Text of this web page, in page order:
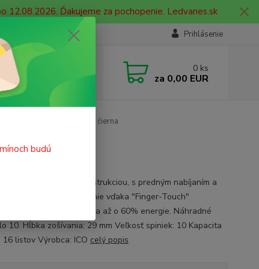
Ďakujeme za pochopenie. Ledvanes.sk
Prihlásenie
rady? Zavolajte.
755 958
9:00 hod. - 16:00 hod.
0 ks
za 0,00 EUR
BOXER SX 11 Mini čierna
zošívačka s kovovou konštrukciou, s predným nabíjaním a
povrchom. Používanie vďaka "Finger-Touch"
je oveľa ľahšie, ušetrí sa až o 60% energie. Náhradné
10. Hĺbka zošívania: 29 mm Veľkosť spiniek: 10 Kapacita
16 listov Výrobca: ICO celý popis
budú